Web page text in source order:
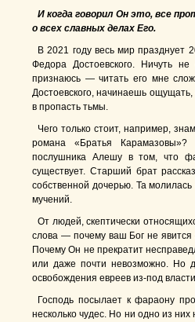
И когда говорил Он это, все
о всех славных делах Его.
В 2021 году весь мир празднует
Федора Достоевского. Ничуть
признаюсь — читать его мне
Достоевского, начинаешь
в пропасть тьмы.
Чего только стоит, например,
романа «Братья Карамазовы»?
послушника Алешу в том, что
существует. Старший брат
собственной дочерью. Та
мучений.
От людей, скептически
слова — почему ваш Бог не явится
Почему Он не прекратит
или даже почти невозможно. Но
освобождения евреев из-под
Господь посылает к фараону
несколько чудес. Но ни одно из